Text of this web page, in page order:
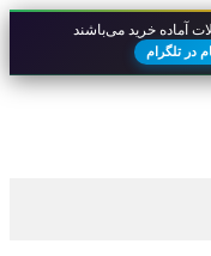
آماده خرید می‌باشند
در تلگرام